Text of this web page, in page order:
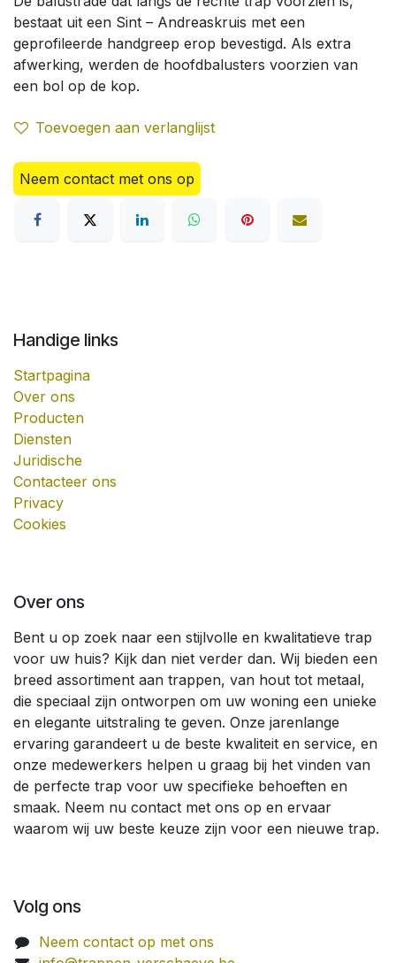
bestaat uit een Sint – Andreaskruis met een
geprofileerde handgreep erop bevestigd. Als extra
afwerking, werden de hoofdbalusters voorzien van
een bol op de kop.
Toevoegen aan verlanglijst
Neem contact met ons op
Handige links
Startpagina
Over ons
Producten
Diensten
Juridische
Contacteer ons
Privacy
Cookies
Over ons
Bent u op zoek naar een stijlvolle en kwalitatieve trap
voor uw huis? Kijk dan niet verder dan. Wij bieden een
breed assortiment aan trappen, van hout tot metaal,
die speciaal zijn ontworpen om uw woning een unieke
en elegante uitstraling te geven. Onze jarenlange
ervaring garandeert u de beste kwaliteit en service, en
onze medewerkers helpen u graag bij het vinden van
de perfecte trap voor uw specifieke behoeften en
smaak. Neem nu contact met ons op en ervaar
waarom wij uw beste keuze zijn voor een nieuwe trap.
Volg ons
Neem contact op met ons